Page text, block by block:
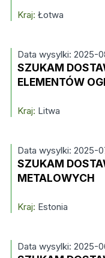
Kraj: Łotwa
Data wysylki: 2025-
SZUKAM
ELEMENTÓW
Kraj: Litwa
Data wysylki: 2025-
SZUKAM
METALOWYCH
Kraj: Estonia
Data wysylki: 2025-